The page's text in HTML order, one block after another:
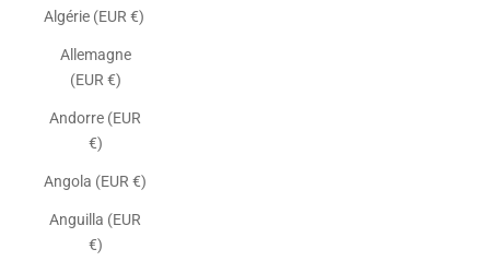
Algérie (EUR €)
Allemagne
(EUR €)
Andorre (EUR
€)
Angola (EUR €)
Anguilla (EUR
€)